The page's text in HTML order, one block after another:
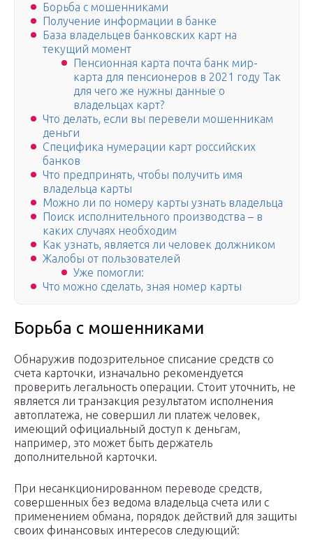
Борьба с мошенниками
Получение информации в банке
База владельцев банковских карт на
текущий момент
Пенсионная карта почта банк мир-
карта для пенсионеров в 2021 году Так
для чего же нужны данные о
владельцах карт?
Что делать, если вы перевели мошенникам
деньги
Специфика нумерации карт российских
банков
Что предпринять, чтобы получить имя
владельца карты
Можно ли по номеру карты узнать владельца
Поиск исполнительного производства – в
каких случаях необходим
Как узнать, является ли человек должником
Жалобы от пользователей
Уже помогли:
Что можно сделать, зная номер карты
Борьба с мошенниками
Обнаружив подозрительное списание средств со
счета карточки, изначально рекомендуется
проверить легальность операции. Стоит уточнить, не
является ли транзакция результатом исполнения
автоплатежа, не совершил ли платеж человек,
имеющий официальный доступ к деньгам,
например, это может быть держатель
дополнительной карточки.
При несанкционированном переводе средств,
совершенных без ведома владельца счета или с
применением обмана, порядок действий для защиты
своих финансовых интересов следующий: